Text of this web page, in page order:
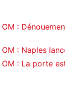
:
: Naples
: La porte